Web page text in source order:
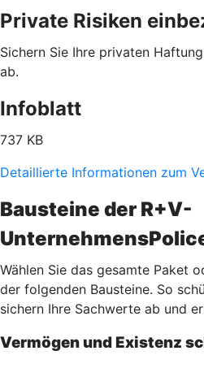
Private Risiken
Sichern Sie Ihre privaten
ab.
Infoblatt
737 KB
Detaillierte Informationen zum
Bausteine der R+V-
Wählen Sie das gesamte Paket
der folgenden Bausteine. So
sichern Ihre Sachwerte ab und
Vermögen und Existenz